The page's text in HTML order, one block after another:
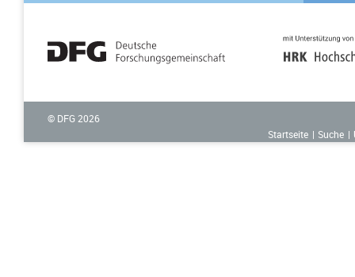
© DFG 2026
Startseite
Suche